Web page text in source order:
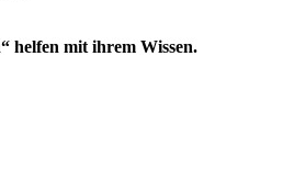
helfen mit ihrem Wissen.